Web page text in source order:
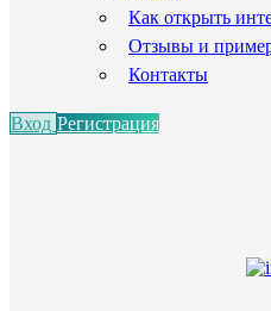
Как открыть
Отзывы и
Контакты
Вход Регистрация